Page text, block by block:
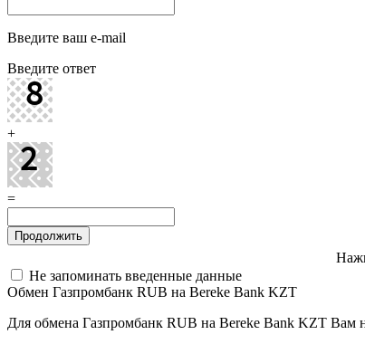
Введите ваш e-mail
Введите ответ
+
=
Не запоминать введенные данные
Обмен Газпромбанк RUB на Bereke Bank KZT
Для обмена Газпромбанк RUB на Bereke Bank KZT Вам